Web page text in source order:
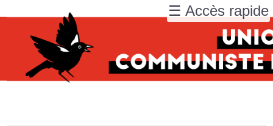
☰ Accès rapide